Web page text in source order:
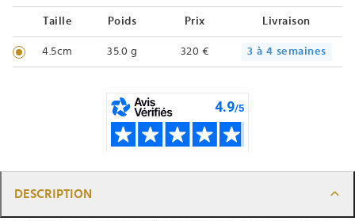
Taille Poids Prix Livraison
4.5cm 35.0 g 320 € 3 à 4 semaines
DESCRIPTION